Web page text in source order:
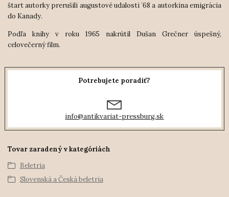
štart autorky prerušili augustové udalosti ´68 a autorkina emigrácia
do Kanady.
Podľa knihy v roku 1965 nakrútil Dušan Grečner úspešný,
celovečerný film.
Potrebujete poradiť?
info@antikvariat-pressburg.sk
Tovar zaradený v kategóriách
Beletria
Slovenská a Česká beletria